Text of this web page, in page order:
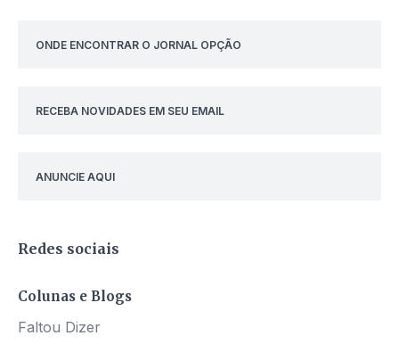
ONDE ENCONTRAR O JORNAL OPÇÃO
RECEBA NOVIDADES EM SEU EMAIL
ANUNCIE AQUI
Redes sociais
Colunas e Blogs
Faltou Dizer